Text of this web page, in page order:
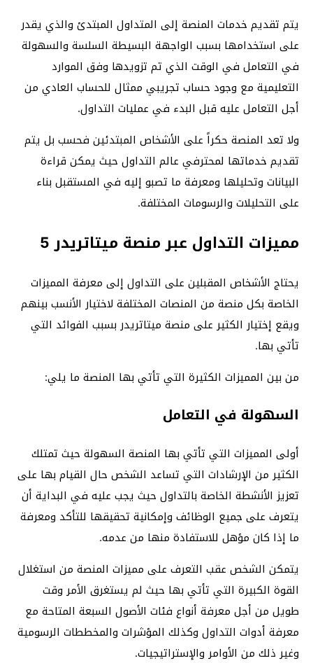
يتم تقديم خدمات المنصة إلى المتداول المبتدئ والذي يقدر
على استخدامها بسبب الواجهة البسيطة السلسة والسهولة
في التعامل في الوقت الذي تم تزويدها وفق الموارد
التعليمية مع وجود حساب تجريبي ممثال للحساب العادي من
أجل التعامل عليه قبل البدء في عمليات التداول.
ولا تعد المنصة حكراً على الأشخاص المبتدئين فحسب بل يتم
تقديم خدماتها لمحترفي عالم التداول حيث يمكن قراءة
البيانات وتحليلها ومعرفة ما تصبو إليه في المستقبل بناء
على التحليلات والرسومات المختلفة.
مميزات التداول عبر منصة ميتاتريدر 5
يحتاج الأشخاص المقبلين على التداول إلى معرفة المميزات
الخاصة بكل منصة من المنصات المختلفة لاختيار الأنسب بينهم
ويقع إختيار الكثير على منصة ميتاتريدر بسبب الفوائد التي
تأتي بها.
من بين المميزات الكثيرة التي تأتي بها المنصة ما يلي:
السهولة في التعامل
أولى المميزات التي تأتي بها المنصة السهولة حيث تمتلك
الكثير من الإرشادات التي تساعد الشخص حال القيام بها على
تعزيز الأنشطة الخاصة بالتداول حيث يجب عليه في البداية أن
يتعرف على جميع الوظائف وإمكانية تحقيقها للتأكد ومعرفة
ما إذا كان مؤهل للاستفادة منها من عدمه.
يتمكن الشخص عقب التعرف على مميزات المنصة من استغلال
القوة الكبيرة التي تأتي بها حيث لم يستغرق الأمر وقت
طويل من أجل معرفة أنواع فئات الأصول السبعة المتاحة مع
معرفة أدوات التداول وكذلك المؤشرات والمخططات الرسومية
وغير ذلك من الأوامر والإستراتيجيات.